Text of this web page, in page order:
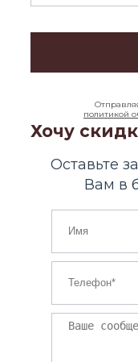
политикой
Хочу
Оставьте
Вам в